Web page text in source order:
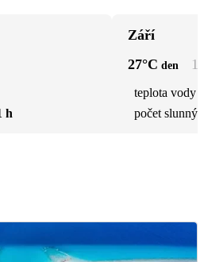
h
Září
27°C den
teplota vody
počet